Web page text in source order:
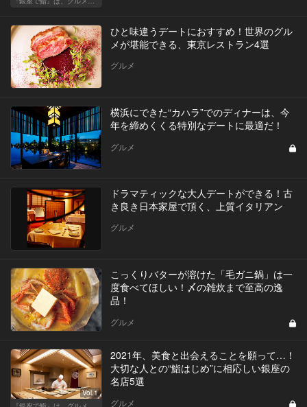
ひと味違うデートにおすすめ！世界のグル
メが堪能できる、東京レストラン4選
グルメ
横浜にできた“カハラ”でのディナーは、今
年を締めくくる特別なデートに最適だ！
グルメ
ドラマティックな大人デートができる！古
き良き日本家屋で頂く、上質イタリアン
グルメ
こっくりバターが溶けた「毛ガニ鍋」は一
度食べてほしい！〆の雑炊まで至高の逸
品！
グルメ
Vol.1
2021年、美食と出会えることを願って…！
大切な人との“鮨はじめ”に相応しい銀座の
名店5選
グルメ